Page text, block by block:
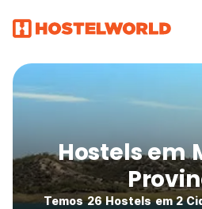
Hostels em
Temos 26 Hostels em 2